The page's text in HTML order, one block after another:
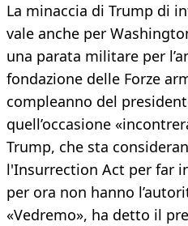
La minaccia di Trump di
vale anche per
una parata militare per
fondazione delle Forze
compleanno del
quell’occasione
Trump, che sta
l'Insurrection Act per far
per ora non hanno
«Vedremo», ha detto il